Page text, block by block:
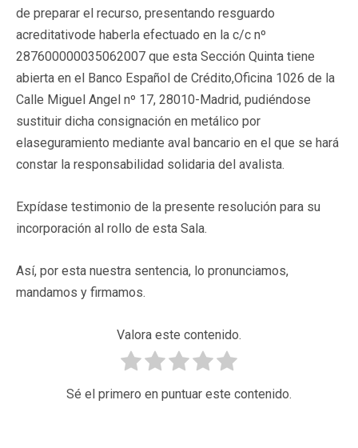
de preparar el recurso, presentando resguardo
acreditativode haberla efectuado en la c/c nº
287600000035062007 que esta Sección Quinta tiene
abierta en el Banco Español de Crédito,Oficina 1026 de la
Calle Miguel Angel nº 17, 28010-Madrid, pudiéndose
sustituir dicha consignación en metálico por
elaseguramiento mediante aval bancario en el que se hará
constar la responsabilidad solidaria del avalista.
Expídase testimonio de la presente resolución para su
incorporación al rollo de esta Sala.
Así, por esta nuestra sentencia, lo pronunciamos,
mandamos y firmamos.
Valora este contenido.
Sé el primero en puntuar este contenido.